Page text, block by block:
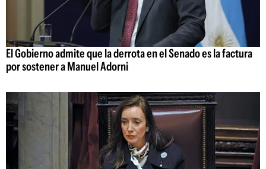
El Gobierno admite que la derrota en el Senado es la factura
por sostener a Manuel Adorni